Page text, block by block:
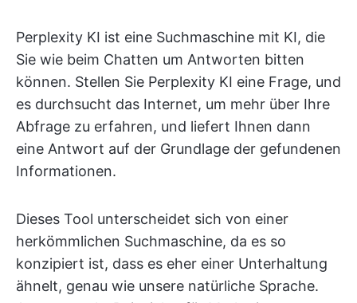
Perplexity KI ist eine Suchmaschine mit KI, die
Sie wie beim Chatten um Antworten bitten
können. Stellen Sie Perplexity KI eine Frage, und
es durchsucht das Internet, um mehr über Ihre
Abfrage zu erfahren, und liefert Ihnen dann
eine Antwort auf der Grundlage der gefundenen
Informationen.
Dieses Tool unterscheidet sich von einer
herkömmlichen Suchmaschine, da es so
konzipiert ist, dass es eher einer Unterhaltung
ähnelt, genau wie unsere natürliche Sprache.